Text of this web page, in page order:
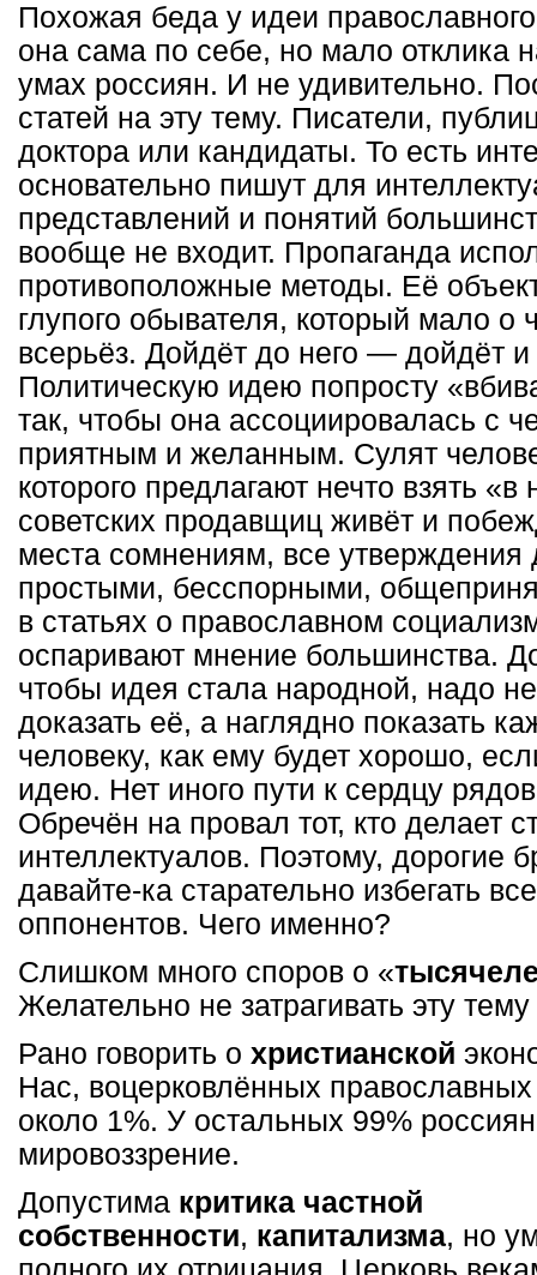
Похожая беда у идеи
она сама по себе, но мало отклика
умах россиян. И не удивительно.
статей на эту тему. Писатели,
доктора или кандидаты. То есть
основательно пишут для
представлений и понятий
вообще не входит. Пропаганда
противоположные методы. Её
глупого обывателя, который мало о
всерьёз. Дойдёт до него — дойдёт
Политическую идею попросту
так, чтобы она ассоциировалась с
приятным и желанным. Сулят
которого предлагают нечто взять «в
советских продавщиц живёт и
места сомнениям, все
простыми, бесспорными,
в статьях о православном
оспаривают мнение большинства.
чтобы идея стала народной, надо
доказать её, а наглядно показать
человеку, как ему будет хорошо,
идею. Нет иного пути к сердцу
Обречён на провал тот, кто делает
интеллектуалов. Поэтому, дорогие
давайте-ка старательно избегать
оппонентов. Чего именно?
Слишком много споров о «
Желательно не затрагивать эту
Рано говорить о христианской
Нас, воцерковлённых
около 1%. У остальных 99%
мировоззрение.
Допустима критика частной
собственности, капитализма, но